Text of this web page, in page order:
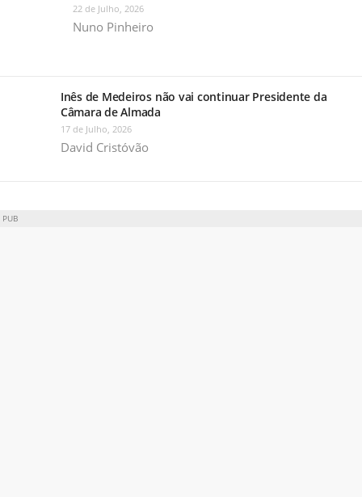
22 de Julho, 2026
Nuno Pinheiro
Inês de Medeiros não vai continuar Presidente da
Câmara de Almada
17 de Julho, 2026
David Cristóvão
PUB